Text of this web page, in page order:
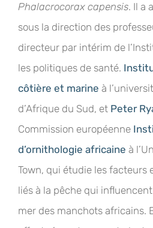
Phalacrocorax capensis. Il a
sous la direction des
directeur par intérim de
les politiques de santé.
côtière et marine à
d’Afrique du Sud, et Peter
Commission européenne
d’ornithologie africaine à
Town, qui étudie les facteurs
liés à la pêche qui
mer des manchots africains.